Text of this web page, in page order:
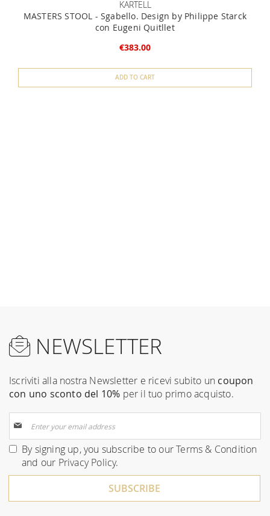
KARTELL
MASTERS STOOL - Sgabello. Design by Philippe Starck
con Eugeni Quitllet
€383.00
ADD TO CART
NEWSLETTER
Iscriviti alla nostra Newsletter e ricevi subito un coupon
con uno sconto del 10% per il tuo primo acquisto.
Up
for
Our
By signing up, you subscribe to ourTerms & Condition
and our Privacy Policy.
SUBSCRIBE